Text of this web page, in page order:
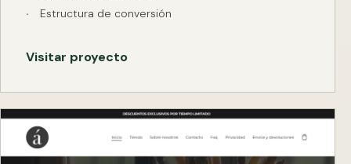
Estructura de conversión
Visitar proyecto